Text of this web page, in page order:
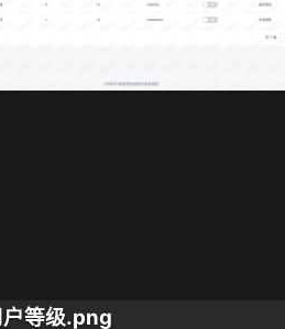
等级.png